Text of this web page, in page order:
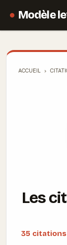
Modèle
ACCUEIL
Les
35